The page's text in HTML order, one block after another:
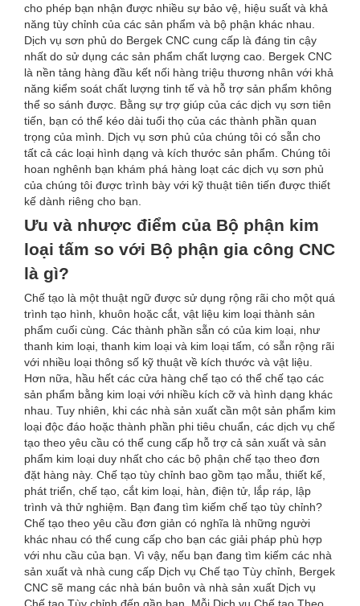
cho phép bạn nhận được nhiều sự bảo vệ, hiệu suất và khả
năng tùy chỉnh của các sản phẩm và bộ phận khác nhau.
Dịch vụ sơn phủ do Bergek CNC cung cấp là đáng tin cậy
nhất do sử dụng các sản phẩm chất lượng cao. Bergek CNC
là nền tảng hàng đầu kết nối hàng triệu thương nhân với khả
năng kiểm soát chất lượng tinh tế và hỗ trợ sản phẩm không
thể so sánh được. Bằng sự trợ giúp của các dịch vụ sơn tiên
tiến, bạn có thể kéo dài tuổi thọ của các thành phần quan
trọng của mình. Dịch vụ sơn phủ của chúng tôi có sẵn cho
tất cả các loại hình dạng và kích thước sản phẩm. Chúng tôi
hoan nghênh bạn khám phá hàng loạt các dịch vụ sơn phủ
của chúng tôi được trình bày với kỹ thuật tiên tiến được thiết
kế dành riêng cho bạn.
Ưu và nhược điểm của Bộ phận kim
loại tấm so với Bộ phận gia công CNC
là gì?
Chế tạo là một thuật ngữ được sử dụng rộng rãi cho một quá
trình tạo hình, khuôn hoặc cắt, vật liệu kim loại thành sản
phẩm cuối cùng. Các thành phần sẵn có của kim loại, như
thanh kim loại, thanh kim loại và kim loại tấm, có sẵn rộng rãi
với nhiều loại thông số kỹ thuật về kích thước và vật liệu.
Hơn nữa, hầu hết các cửa hàng chế tạo có thể chế tạo các
sản phẩm bằng kim loại với nhiều kích cỡ và hình dạng khác
nhau. Tuy nhiên, khi các nhà sản xuất cần một sản phẩm kim
loại độc đáo hoặc thành phần phi tiêu chuẩn, các dịch vụ chế
tạo theo yêu cầu có thể cung cấp hỗ trợ cả sản xuất và sản
phẩm kim loại duy nhất cho các bộ phận chế tạo theo đơn
đặt hàng này. Chế tạo tùy chỉnh bao gồm tạo mẫu, thiết kế,
phát triển, chế tạo, cắt kim loại, hàn, điện tử, lắp ráp, lập
trình và thử nghiệm. Bạn đang tìm kiếm chế tạo tùy chỉnh?
Chế tạo theo yêu cầu đơn giản có nghĩa là những người
khác nhau có thể cung cấp cho bạn các giải pháp phù hợp
với nhu cầu của bạn. Vì vậy, nếu bạn đang tìm kiếm các nhà
sản xuất và nhà cung cấp Dịch vụ Chế tạo Tùy chỉnh, Bergek
CNC sẽ mang các nhà bán buôn và nhà sản xuất Dịch vụ